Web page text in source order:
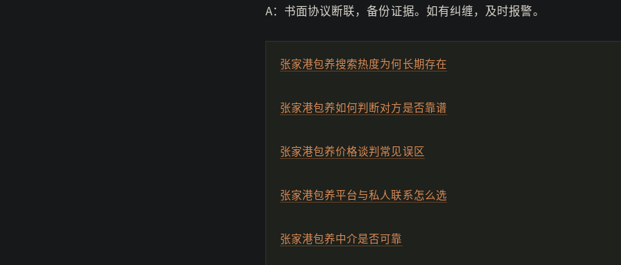
A：书面协议断联，备份证据。如有纠缠，及时报警。
张家港包养搜索热度为何长期存在
张家港包养如何判断对方是否靠谱
张家港包养价格谈判常见误区
张家港包养平台与私人联系怎么选
张家港包养中介是否可靠